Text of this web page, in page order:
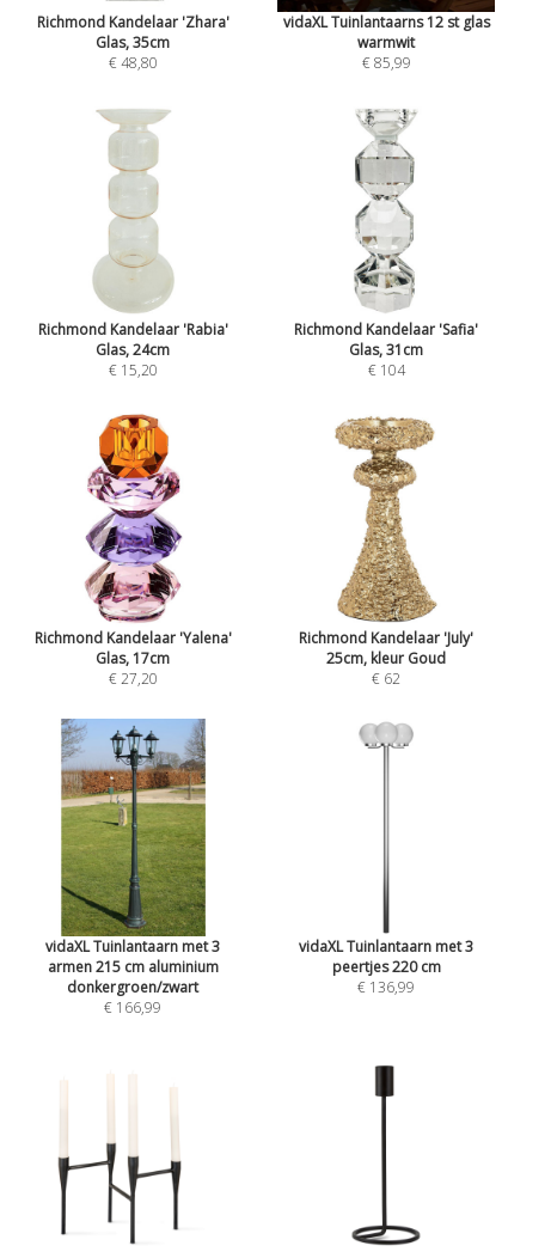
Richmond Kandelaar 'Zhara'
Glas, 35cm
€ 48,80
vidaXL Tuinlantaarns 12 st glas
warmwit
€ 85,99
Richmond Kandelaar 'Rabia'
Glas, 24cm
€ 15,20
Richmond Kandelaar 'Safia'
Glas, 31cm
€ 104
Richmond Kandelaar 'Yalena'
Glas, 17cm
€ 27,20
Richmond Kandelaar 'July'
25cm, kleur Goud
€ 62
vidaXL Tuinlantaarn met 3
armen 215 cm aluminium
donkergroen/zwart
€ 166,99
vidaXL Tuinlantaarn met 3
peertjes 220 cm
€ 136,99